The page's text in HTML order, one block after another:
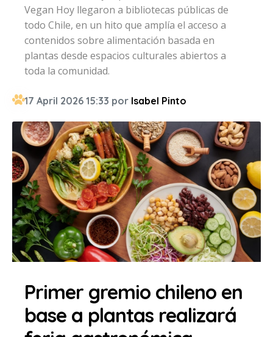
Vegan Hoy llegaron a bibliotecas públicas de
todo Chile, en un hito que amplía el acceso a
contenidos sobre alimentación basada en
plantas desde espacios culturales abiertos a
toda la comunidad.
17 April 2026 15:33 por Isabel Pinto
Primer gremio chileno en
base a plantas realizará